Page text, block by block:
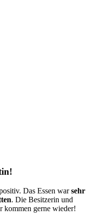
Das Essen warsehr
. Die Besitzerin und
kommen gerne wieder!